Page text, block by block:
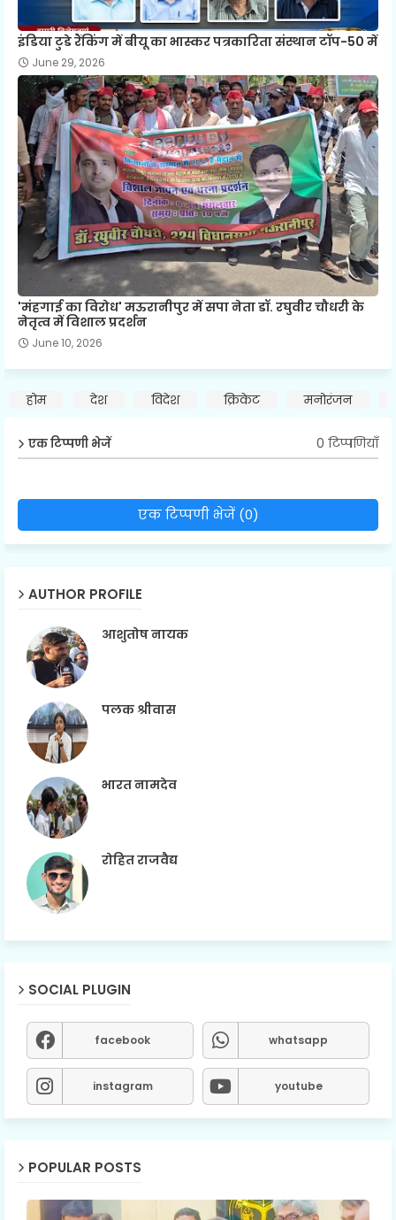
इंडिया टुडे रैंकिंग में बीयू का भास्कर पत्रकारिता संस्थान टॉप-50 में
June 29, 2026
'मंहगाई का विरोध' मऊरानीपुर में सपा नेता डॉ. रघुवीर चौधरी के
नेतृत्व में विशाल प्रदर्शन
June 10, 2026
होम देश विदेश क्रिकेट मनोरंजन
एक टिप्पणी भेजें 0 टिप्पणियाँ
एक टिप्पणी भेजें (0)
AUTHOR PROFILE
आशुतोष नायक
पलक श्रीवास
भारत नामदेव
रोहित राजवैद्य
SOCIAL PLUGIN
facebook whatsapp
instagram youtube
POPULAR POSTS